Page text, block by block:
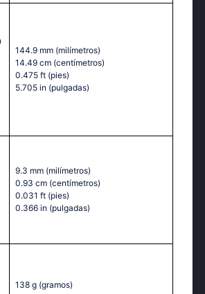
144.9 mm (milímetros)
14.49 cm (centímetros)
0.475 ft (pies)
5.705 in (pulgadas)
9.3 mm (milímetros)
0.93 cm (centímetros)
0.031 ft (pies)
0.366 in (pulgadas)
138 g (gramos)